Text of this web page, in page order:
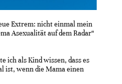
Extrem: nicht einmal mein
Asexualität auf dem Radar“
ich als Kind wissen, dass es
ist, wenn die Mama einen